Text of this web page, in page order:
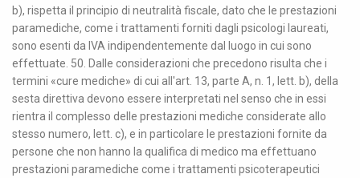
b), rispetta il principio di neutralità fiscale, dato che le prestazioni
paramediche, come i trattamenti forniti dagli psicologi laureati,
sono esenti da IVA indipendentemente dal luogo in cui sono
effettuate. 50. Dalle considerazioni che precedono risulta che i
termini «cure mediche» di cui all'art. 13, parte A, n. 1, lett. b), della
sesta direttiva devono essere interpretati nel senso che in essi
rientra il complesso delle prestazioni mediche considerate allo
stesso numero, lett. c), e in particolare le prestazioni fornite da
persone che non hanno la qualifica di medico ma effettuano
prestazioni paramediche come i trattamenti psicoterapeutici